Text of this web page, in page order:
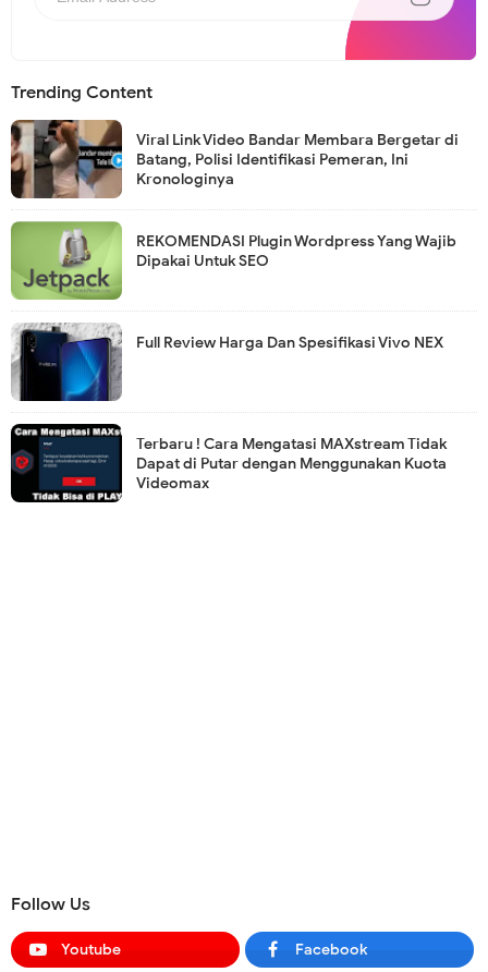
Trending Content
Viral Link Video Bandar Membara Bergetar di
Batang, Polisi Identifikasi Pemeran, Ini
Kronologinya
REKOMENDASI Plugin Wordpress Yang Wajib
Dipakai Untuk SEO
Full Review Harga Dan Spesifikasi Vivo NEX
Terbaru ! Cara Mengatasi MAXstream Tidak
Dapat di Putar dengan Menggunakan Kuota
Videomax
Follow Us
Youtube Facebook